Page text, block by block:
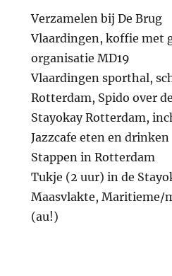
Verzamelen bij De Brug
Vlaardingen, koffie met
organisatie MD19
Vlaardingen sporthal,
Rotterdam, Spido over
Stayokay Rotterdam,
Jazzcafe eten en drinken
Stappen in Rotterdam
Tukje (2 uur) in de
Maasvlakte, Maritieme/
(au!)